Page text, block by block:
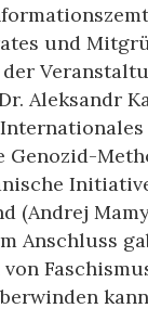
und
Aleksandr
Genozid-
(Andrej
Anschluss